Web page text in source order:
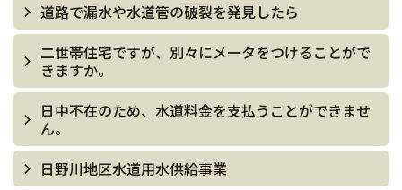
道路で漏水や水道管の破裂を発見したら
二世帯住宅ですが、別々にメータをつけることがで
きますか。
日中不在のため、水道料金を支払うことができませ
ん。
日野川地区水道用水供給事業